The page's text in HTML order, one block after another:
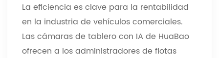
La eficiencia es clave para la rentabilidad
en la industria de vehículos comerciales.
Las cámaras de tablero con IA de HuaBao
ofrecen a los administradores de flotas